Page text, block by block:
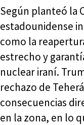
Según planteó la
estadounidense
como la
estrecho y
nuclear iraní.
rechazo de
consecuencias
en la zona, en lo